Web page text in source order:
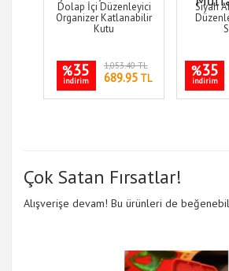
Dolap İçi Düzenleyici
Organizer Katlanabilir
Kutu
%35
indirim
1,053.40 TL
689.95TL
Siyah
%35
indirim
Çok Satan Fırsatlar!
Alışverişe devam! Bu ürünleri de